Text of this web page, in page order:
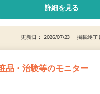
詳細を見る
更新日： 2026/07/23 掲載終了
品・治験等のモニター